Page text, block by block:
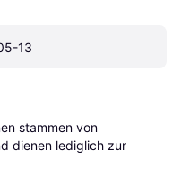
13
stammen von
dienen lediglich zur